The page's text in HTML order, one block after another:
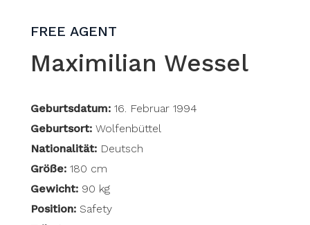
FREE AGENT
Maximilian Wessel
Geburtsdatum:16. Februar 1994
Geburtsort:Wolfenbüttel
Nationalität:Deutsch
Größe:180 cm
Gewicht:90 kg
Position:Safety